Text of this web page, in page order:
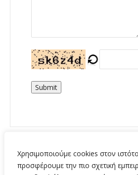
Χρησιμοποιούμε cookies στον
προσφέρουμε την πιο σχετική
Submit